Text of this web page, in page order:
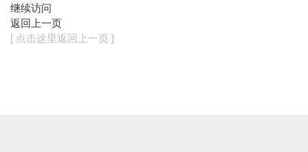
继续访问
返回上一页
[ 点击这里返回上一页 ]